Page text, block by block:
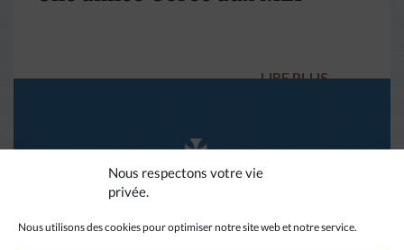
Nous respectons votre vie
privée.
Nous utilisons des cookies pour optimiser notre site web et notre service.
LIRE PLUS →